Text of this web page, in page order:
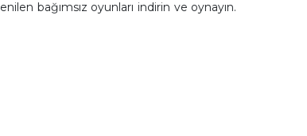
bağımsız oyunları indirin ve oynayın.